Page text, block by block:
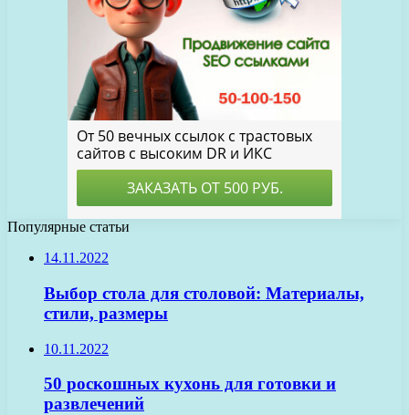
Популярные статьи
14.11.2022
Выбор стола для столовой: Материалы,
стили, размеры
10.11.2022
50 роскошных кухонь для готовки и
развлечений